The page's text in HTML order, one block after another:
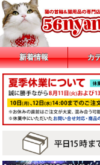
新着情報 カ